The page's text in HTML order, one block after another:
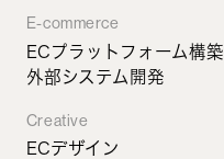
E-commerce
ECプラットフォーム構築
外部システム開発
Creative
ECデザイン